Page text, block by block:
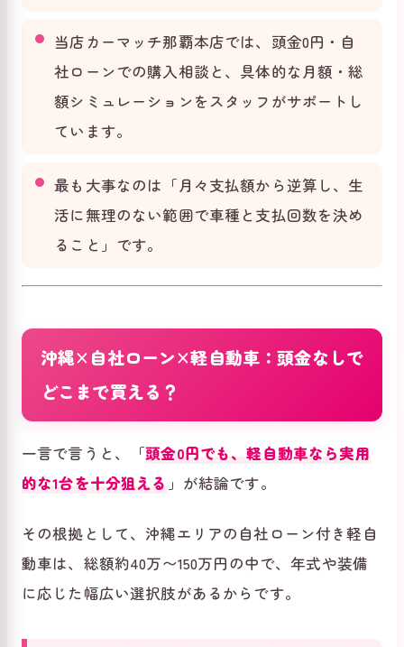
当店カーマッチ那覇本店では、頭金0円・自
社ローンでの購入相談と、具体的な月額・総
額シミュレーションをスタッフがサポートし
ています。
最も大事なのは「月々支払額から逆算し、生
活に無理のない範囲で車種と支払回数を決め
ること」です。
沖縄×自社ローン×軽自動車：頭金なしで
どこまで買える？
一言で言うと、「頭金0円でも、軽自動車なら実用
的な1台を十分狙える 」が結論です。
その根拠として、沖縄エリアの自社ローン付き軽自
動車は、総額約40万〜150万円の中で、年式や装備
に応じた幅広い選択肢があるからです。